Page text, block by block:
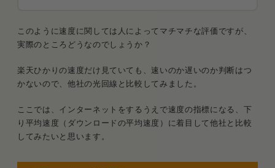
このように速度に関しては人によってマチマチな評価ですが、
実際のところどうなのでしょうか？
楽天ひかりの速度だけ見ていても、速いのか遅いのか判断はつ
かないので、他社の光回線と比較してみました。
ここでは、インターネットをするうえで速度の指標になる、下
り平均速度（ダウンロードの平均速度）に着目して他社と比較
してみたいと思います。